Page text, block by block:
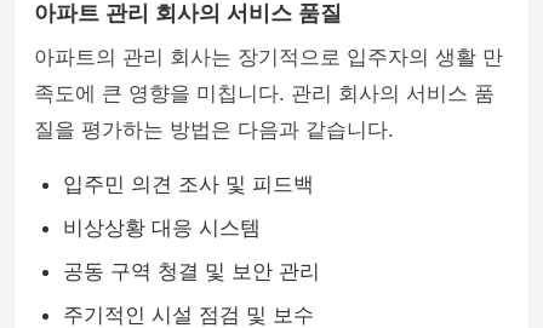
아파트 관리 회사의 서비스 품질
아파트의 관리 회사는 장기적으로 입주자의 생활 만
족도에 큰 영향을 미칩니다. 관리 회사의 서비스 품
질을 평가하는 방법은 다음과 같습니다.
입주민 의견 조사 및 피드백
비상상황 대응 시스템
공동 구역 청결 및 보안 관리
주기적인 시설 점검 및 보수